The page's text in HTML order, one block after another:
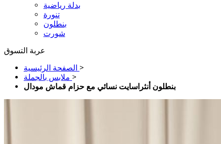
بدلة رياضية
تنورة
بنطلون
شورت
عربة التسوق
الصفحة الرئيسية >
ملابس بالجملة >
بنطلون أنثراسايت نسائي مع حزام قماش مودال